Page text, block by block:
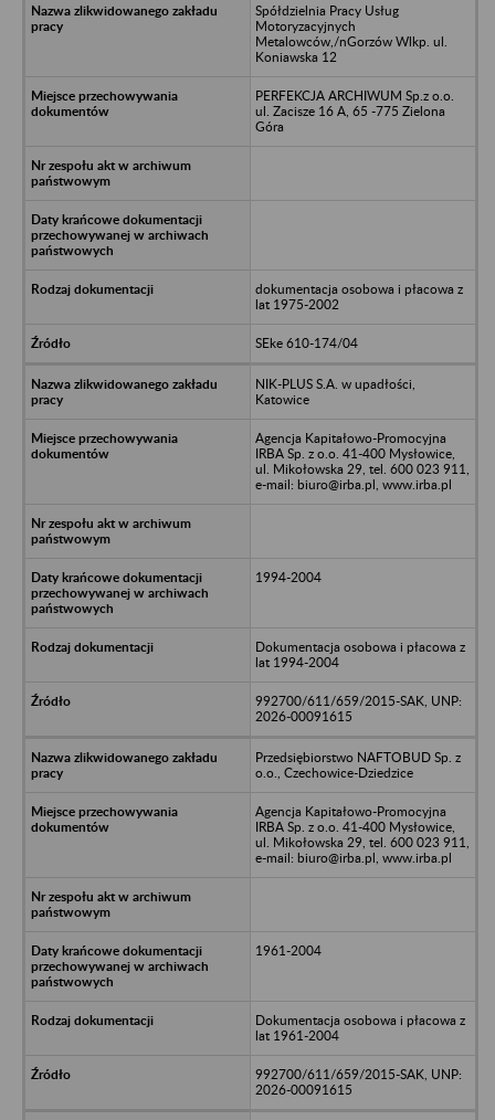
Spółdzielnia Pracy Usług
Motoryzacyjnych
Metalowców,/nGorzów Wlkp. ul.
Koniawska 12
PERFEKCJA ARCHIWUM Sp.z o.o.
ul. Zacisze 16 A, 65 -775 Zielona
Góra
dokumentacja osobowa i płacowa z
lat 1975-2002
SEke 610-174/04
NIK-PLUS S.A. w upadłości,
Katowice
Agencja Kapitałowo-Promocyjna
IRBA Sp. z o.o. 41-400 Mysłowice,
ul. Mikołowska 29, tel. 600 023 911,
e-mail: biuro@irba.pl, www.irba.pl
1994-2004
Dokumentacja osobowa i płacowa z
lat 1994-2004
992700/611/659/2015-SAK, UNP:
2026-00091615
Przedsiębiorstwo NAFTOBUD Sp. z
o.o., Czechowice-Dziedzice
Agencja Kapitałowo-Promocyjna
IRBA Sp. z o.o. 41-400 Mysłowice,
ul. Mikołowska 29, tel. 600 023 911,
e-mail: biuro@irba.pl, www.irba.pl
1961-2004
Dokumentacja osobowa i płacowa z
lat 1961-2004
992700/611/659/2015-SAK, UNP:
2026-00091615